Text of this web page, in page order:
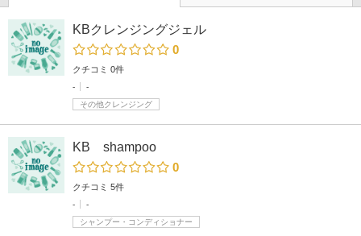
KBクレンジングジェル
0
クチコミ 0件
-
-
その他クレンジング
KB shampoo
0
クチコミ 5件
-
-
シャンプー・コンディショナー